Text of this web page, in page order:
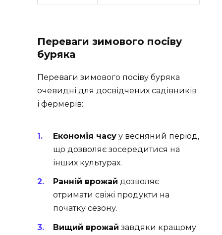
Переваги зимового посіву
буряка
Переваги зимового посіву буряка
очевидні для досвідчених садівників
і фермерів:
Економія часу у весняний період,
що дозволяє зосередитися на
інших культурах.
Ранній врожай дозволяє
отримати свіжі продукти на
початку сезону.
Вищий врожай завдяки кращому